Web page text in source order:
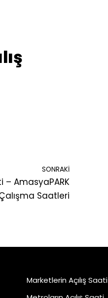
SONRAKI
– AmasyaPARK
Saatleri
Marketlerin Açılış Saati